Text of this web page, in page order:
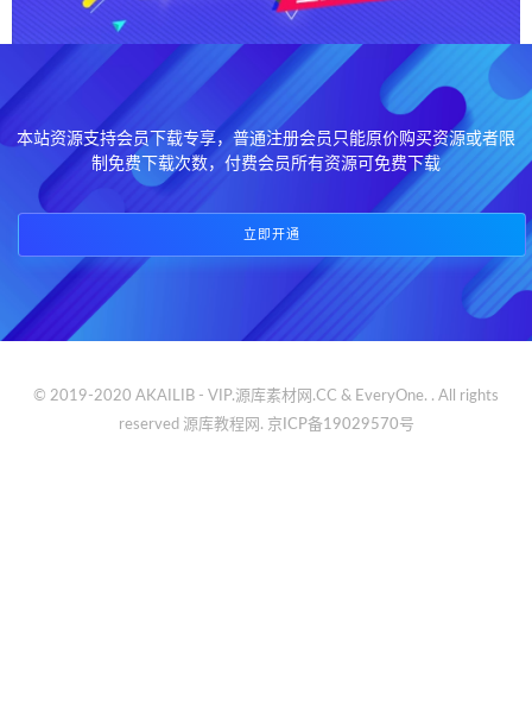
本站资源支持会员下载专享，普通注册会员只能原价购买资源或者限
制免费下载次数，付费会员所有资源可免费下载
立即开通
© 2019-2020 AKAILIB - VIP.源库素材网.CC & EveryOne. . All rights
reserved 源库教程网. 京ICP备19029570号